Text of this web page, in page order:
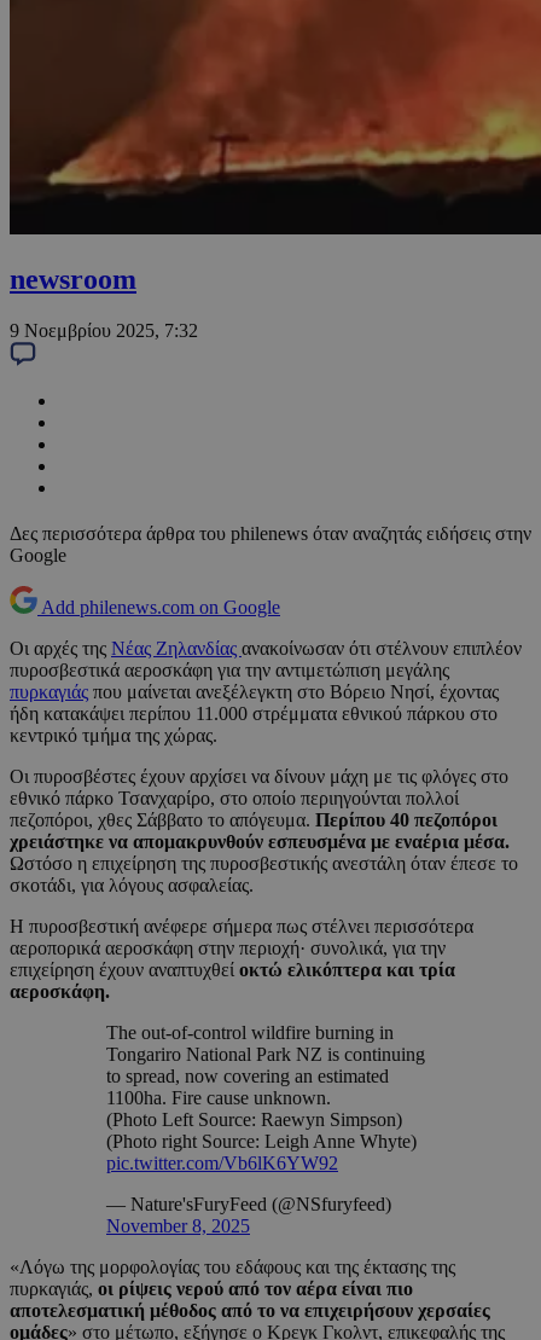
newsroom
9 Νοεμβρίου 2025, 7:32
Δες περισσότερα άρθρα του philenews όταν αναζητάς ειδήσεις στην
Google
Add philenews.com on Google
Οι αρχές της Νέας Ζηλανδίας ανακοίνωσαν ότι στέλνουν επιπλέον
πυροσβεστικά αεροσκάφη για την αντιμετώπιση μεγάλης
πυρκαγιάς που μαίνεται ανεξέλεγκτη στο Βόρειο Νησί, έχοντας
ήδη κατακάψει περίπου 11.000 στρέμματα εθνικού πάρκου στο
κεντρικό τμήμα της χώρας.
Οι πυροσβέστες έχουν αρχίσει να δίνουν μάχη με τις φλόγες στο
εθνικό πάρκο Τσανχαρίρο, στο οποίο περιηγούνται πολλοί
πεζοπόροι, χθες Σάββατο το απόγευμα. Περίπου 40 πεζοπόροι
χρειάστηκε να απομακρυνθούν εσπευσμένα με εναέρια μέσα.
Ωστόσο η επιχείρηση της πυροσβεστικής ανεστάλη όταν έπεσε το
σκοτάδι, για λόγους ασφαλείας.
Η πυροσβεστική ανέφερε σήμερα πως στέλνει περισσότερα
αεροπορικά αεροσκάφη στην περιοχή· συνολικά, για την
επιχείρηση έχουν αναπτυχθεί οκτώ ελικόπτερα και τρία
αεροσκάφη.
The out-of-control wildfire burning in
Tongariro National Park NZ is continuing
to spread, now covering an estimated
1100ha. Fire cause unknown.
(Photo Left Source: Raewyn Simpson)
(Photo right Source: Leigh Anne Whyte)
pic.twitter.com/Vb6lK6YW92
— Nature'sFuryFeed (@NSfuryfeed)
November 8, 2025
«Λόγω της μορφολογίας του εδάφους και της έκτασης της
πυρκαγιάς, οι ρίψεις νερού από τον αέρα είναι πιο
αποτελεσματική μέθοδος από το να επιχειρήσουν χερσαίες
ομάδες» στο μέτωπο, εξήγησε ο Κρεγκ Γκολντ, επικεφαλής της